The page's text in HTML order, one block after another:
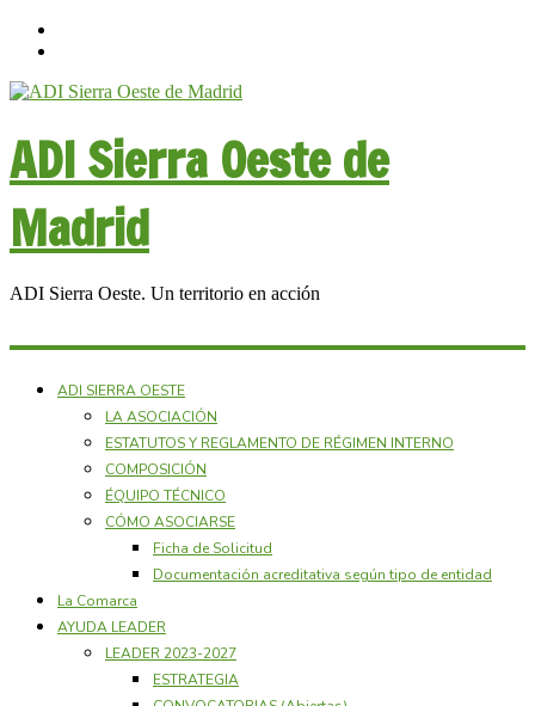
ADI Sierra Oeste de
Madrid
ADI Sierra Oeste. Un territorio en acción
ADI SIERRA OESTE
LA ASOCIACIÓN
ESTATUTOS Y REGLAMENTO DE RÉGIMEN INTERNO
COMPOSICIÓN
ÉQUIPO TÉCNICO
CÓMO ASOCIARSE
Ficha de Solicitud
Documentación acreditativa según tipo de entidad
La Comarca
AYUDA LEADER
LEADER 2023-2027
ESTRATEGIA